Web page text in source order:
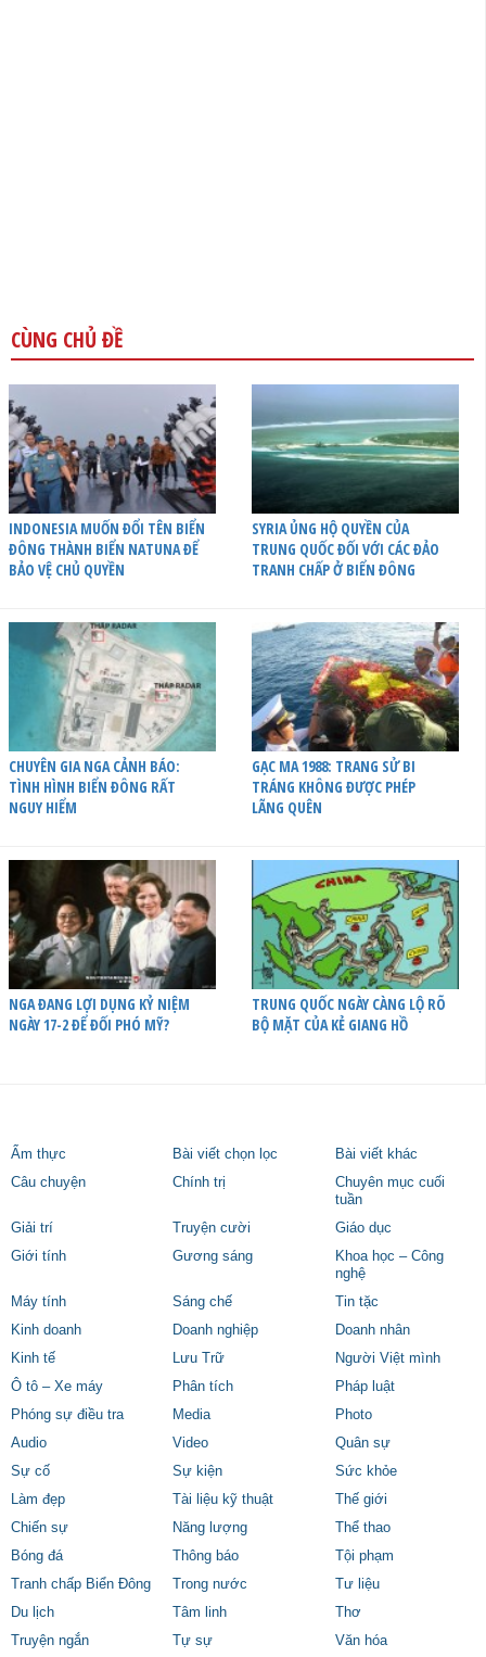
CÙNG CHỦ ĐỀ
INDONESIA MUỐN ĐỔI TÊN BIỂN
ĐÔNG THÀNH BIỂN NATUNA ĐỂ
BẢO VỆ CHỦ QUYỀN
SYRIA ỦNG HỘ QUYỀN CỦA
TRUNG QUỐC ĐỐI VỚI CÁC ĐẢO
TRANH CHẤP Ở BIỂN ĐÔNG
CHUYÊN GIA NGA CẢNH BÁO:
TÌNH HÌNH BIỂN ĐÔNG RẤT
NGUY HIỂM
GẠC MA 1988: TRANG SỬ BI
TRÁNG KHÔNG ĐƯỢC PHÉP
LÃNG QUÊN
NGA ĐANG LỢI DỤNG KỶ NIỆM
NGÀY 17-2 ĐỂ ĐỐI PHÓ MỸ?
TRUNG QUỐC NGÀY CÀNG LỘ RÕ
BỘ MẶT CỦA KẺ GIANG HỒ
Ẩm thực Bài viết chọn lọc
Bài viết khác
Câu chuyện
Chính trị
Chuyên mục cuối
tuần
Giải trí
Truyện cười
Giáo dục
Giới tính
Gương sáng
Khoa học – Công
nghệ
Máy tính
Sáng chế
Tin tặc
Kinh doanh
Doanh nghiệp
Doanh nhân
Kinh tế
Lưu Trữ
Người Việt mình
Ô tô – Xe máy
Phân tích
Pháp luật
Phóng sự điều tra
Media
Photo
Audio
Video
Quân sự
Sự cố
Sự kiện
Sức khỏe
Làm đẹp
Tài liệu kỹ thuật
Thế giới
Chiến sự
Năng lượng
Thể thao
Bóng đá
Thông báo
Tội phạm
Tranh chấp Biển Đông
Trong nước
Tư liệu
Du lịch
Tâm linh
Thơ
Truyện ngắn
Tự sự Văn hóa